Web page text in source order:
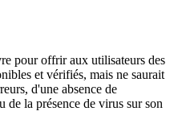
pour offrir aux utilisateurs des
et vérifiés, mais ne saurait
d'une absence de
la présence de virus sur son